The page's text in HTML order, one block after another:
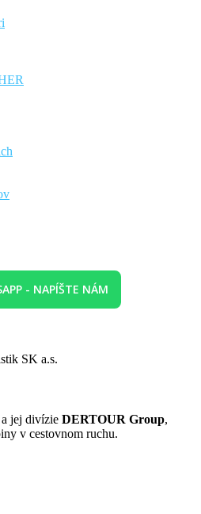
- NAPÍŠTE NÁM
SK a.s.
a jej divízie DERTOUR Group,
v cestovnom ruchu.